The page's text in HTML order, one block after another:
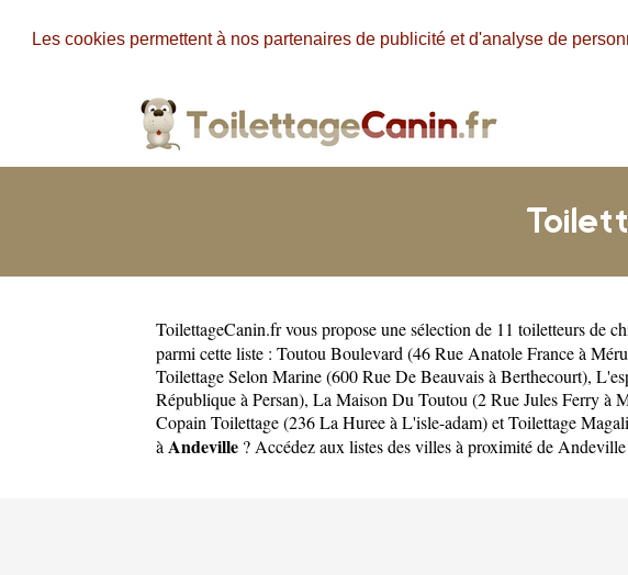
Les cookies permettent à nos partenaires de publicité et d'analyse de
ToilettageCanin.frvous propose une sélection de 11 toiletteurs de
parmi cette liste : Toutou Boulevard (46 Rue Anatole France à
Toilettage Selon Marine (600 Rue De Beauvais à Berthecourt),
République à Persan), La Maison Du Toutou (2 Rue Jules Ferry à
Copain Toilettage (236 La Huree à L'isle-adam)etToilettage
à Andeville ? Accédez aux listes des villes à proximité de